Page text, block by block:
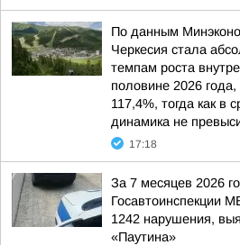
По данным
Черкесия стала
темпам роста
половине 2026 года,
117,4%, тогда как в
динамика не
17:18
За 7 месяцев 2026
Госавтоинспекции
1242 нарушения,
«Паутина»